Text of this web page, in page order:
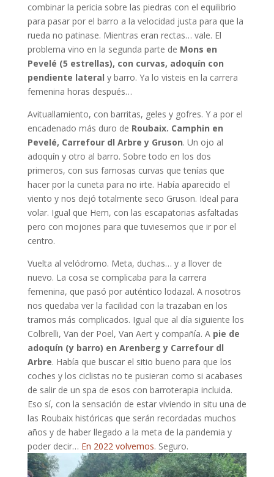
combinar la pericia sobre las piedras con el equilibrio
para pasar por el barro a la velocidad justa para que la
rueda no patinase. Mientras eran rectas… vale. El
problema vino en la segunda parte de Mons en
Pevelé (5 estrellas), con curvas, adoquín con
pendiente lateral y barro. Ya lo visteis en la carrera
femenina horas después…
Avituallamiento, con barritas, geles y gofres. Y a por el
encadenado más duro de Roubaix. Camphin en
Pevelé, Carrefour dl Arbre y Gruson. Un ojo al
adoquín y otro al barro. Sobre todo en los dos
primeros, con sus famosas curvas que tenías que
hacer por la cuneta para no irte. Había aparecido el
viento y nos dejó totalmente seco Gruson. Ideal para
volar. Igual que Hem, con las escapatorias asfaltadas
pero con mojones para que tuviesemos que ir por el
centro.
Vuelta al velódromo. Meta, duchas… y a llover de
nuevo. La cosa se complicaba para la carrera
femenina, que pasó por auténtico lodazal. A nosotros
nos quedaba ver la facilidad con la trazaban en los
tramos más complicados. Igual que al día siguiente los
Colbrelli, Van der Poel, Van Aert y compañía. Apie de
adoquín (y barro) en Arenberg y Carrefour dl
Arbre. Había que buscar el sitio bueno para que los
coches y los ciclistas no te pusieran como si acabases
de salir de un spa de esos con barroterapia incluida.
Eso sí, con la sensación de estar viviendo in situ una de
las Roubaix históricas que serán recordadas muchos
años y de haber llegado a la meta de la pandemia y
poder decir… En 2022 volvemos. Seguro.